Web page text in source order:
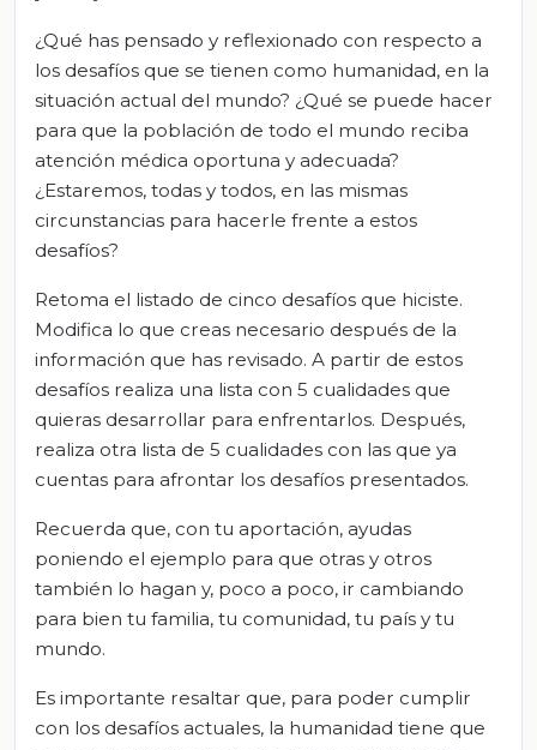
¿Qué has pensado y reflexionado con respecto a
los desafíos que se tienen como humanidad, en la
situación actual del mundo? ¿Qué se puede hacer
para que la población de todo el mundo reciba
atención médica oportuna y adecuada?
¿Estaremos, todas y todos, en las mismas
circunstancias para hacerle frente a estos
desafíos?
Retoma el listado de cinco desafíos que hiciste.
Modifica lo que creas necesario después de la
información que has revisado. A partir de estos
desafíos realiza una lista con 5 cualidades que
quieras desarrollar para enfrentarlos. Después,
realiza otra lista de 5 cualidades con las que ya
cuentas para afrontar los desafíos presentados.
Recuerda que, con tu aportación, ayudas
poniendo el ejemplo para que otras y otros
también lo hagan y, poco a poco, ir cambiando
para bien tu familia, tu comunidad, tu país y tu
mundo.
Es importante resaltar que, para poder cumplir
con los desafíos actuales, la humanidad tiene que